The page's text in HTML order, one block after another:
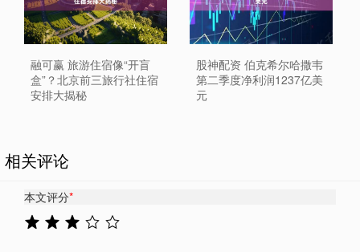
融可赢 旅游住宿像“开盲
盒”？北京前三旅行社住宿
安排大揭秘
股神配资 伯克希尔哈撒韦
第二季度净利润1237亿美
元
相关评论
本文评分*